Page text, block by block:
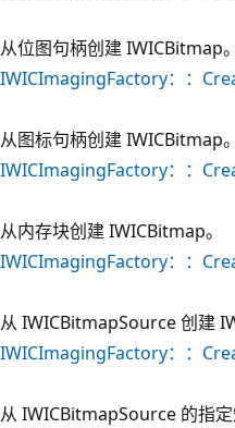
从位图句柄创建 IWICBitmap。
IWICImagingFactory：：
从图标句柄创建 IWICBitmap。
IWICImagingFactory：：
从内存块创建 IWICBitmap。
IWICImagingFactory：：
从 IWICBitmapSource 创建
IWICImagingFactory：：
从 IWICBitmapSource 的指